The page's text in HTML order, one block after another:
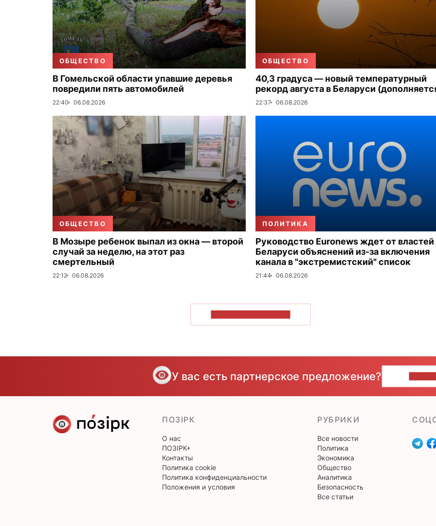
ОБЩЕСТВО
В Гомельской области упавшие деревья
повредили пять автомобилей
22:40 06.08.2026
ОБЩЕСТВО
40,3 градуса — новый температурный
рекорд августа в Беларуси
22:37 06.08.2026
ОБЩЕСТВО
В Мозыре ребенок выпал из окна — второй
случай за неделю, на этот раз
смертельный
22:12 06.08.2026
ПОЛИТИКА
Руководство Euronews ждет от властей
Беларуси объяснений из-за включения
канала в "экстремистский" список
21:44 06.08.2026
У вас есть партнерское предложение?
ПОЗІРК
О нас
ПОЗІРК+
Контакты
Политика cookie
Политика конфиденциальности
Положения и условия
РУБРИКИ
Все новости
Политика
Экономика
Общество
Аналитика
Безопасность
Все статьи